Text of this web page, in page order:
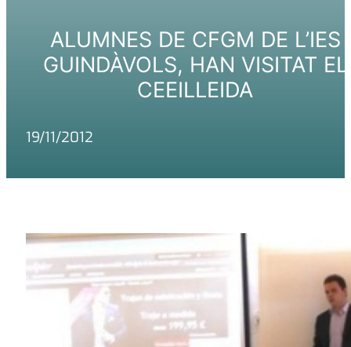
ALUMNES DE CFGM DE L’IES
GUINDÀVOLS, HAN VISITAT EL
CEEILLEIDA
19/11/2012